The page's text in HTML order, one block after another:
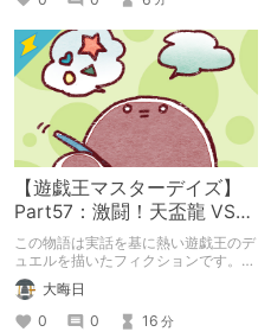
【遊戯王マスターデイズ】
Part57：激闘！天盃龍 VS
千年D【架空デュエル】
この物語は実話を基に熱い遊戯王のデ
ュエルを描いたフィクションです。
（自分用メモ：2025-05-14）
大晦日
0
0 16 分